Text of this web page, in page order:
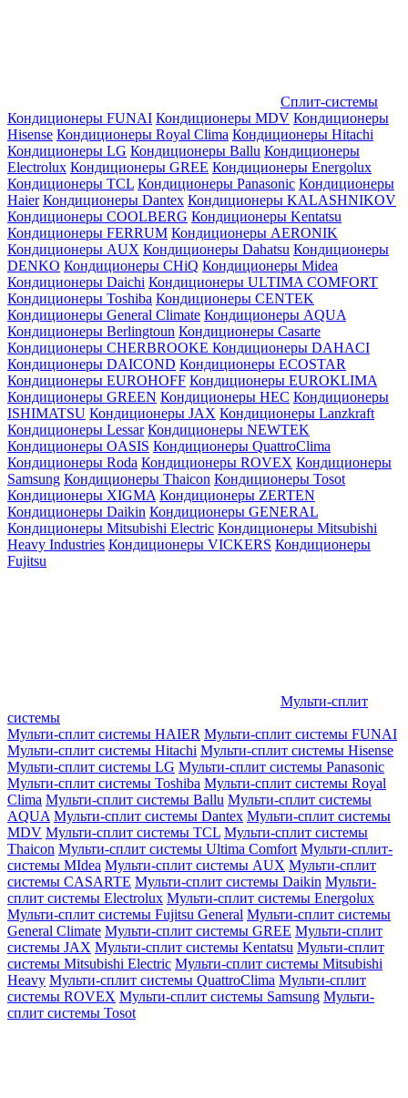
Сплит-системы
Кондиционеры FUNAI Кондиционеры MDV Кондиционеры
Hisense Кондиционеры Royal Clima Кондиционеры Hitachi
Кондиционеры LG Кондиционеры Ballu Кондиционеры
Electrolux Кондиционеры GREE Кондиционеры Energolux
Кондиционеры TCL Кондиционеры Panasonic Кондиционеры
Haier Кондиционеры Dantex Кондиционеры KALASHNIKOV
Кондиционеры СOOLBERG Кондиционеры Kentatsu
Кондиционеры FERRUM Кондиционеры AERONIK
Кондиционеры AUX Кондиционеры Dahatsu Кондиционеры
DENKO Кондиционеры CHiQ Кондиционеры Midea
Кондиционеры Daichi Кондиционеры ULTIMA COMFORT
Кондиционеры Toshiba Кондиционеры CENTEK
Кондиционеры General Climate Кондиционеры AQUA
Кондиционеры Berlingtoun Кондиционеры Casarte
Кондиционеры CHERBROOKE Кондиционеры DAHACI
Кондиционеры DAICOND Кондиционеры ECOSTAR
Кондиционеры EUROHOFF Кондиционеры EUROKLIMA
Кондиционеры GREEN Кондиционеры HEC Кондиционеры
ISHIMATSU Кондиционеры JAX Кондиционеры Lanzkraft
Кондиционеры Lessar Кондиционеры NEWTEK
Кондиционеры OASIS Кондиционеры QuattroClima
Кондиционеры Roda Кондиционеры ROVEX Кондиционеры
Samsung Кондиционеры Thaicon Кондиционеры Tosot
Кондиционеры XIGMA Кондиционеры ZERTEN
Кондиционеры Daikin Кондиционеры GENERAL
Кондиционеры Mitsubishi Electric Кондиционеры Mitsubishi
Heavy Industries Кондиционеры VICKERS Кондиционеры
Fujitsu
Мульти-сплит
системы
Мульти-сплит системы HAIER Мульти-сплит системы FUNAI
Мульти-сплит системы Hitachi Мульти-сплит системы Hisense
Мульти-сплит системы LG Мульти-сплит системы Panasonic
Мульти-сплит системы Toshiba Мульти-сплит системы Royal
Clima Мульти-сплит системы Ballu Мульти-сплит системы
AQUA Мульти-сплит системы Dantex Мульти-сплит системы
MDV Мульти-сплит системы TCL Мульти-сплит системы
Thaicon Мульти-сплит системы Ultima Comfort Мульти-сплит-
системы MIdea Мульти-сплит системы AUX Мульти-сплит
системы CASARTE Мульти-сплит системы Daikin Мульти-
сплит системы Electrolux Мульти-сплит системы Energolux
Мульти-сплит системы Fujitsu General Мульти-сплит системы
General Climate Мульти-сплит системы GREE Мульти-сплит
системы JAX Мульти-сплит системы Kentatsu Мульти-сплит
системы Mitsubishi Electric Мульти-сплит системы Mitsubishi
Heavy Мульти-сплит системы QuattroClima Мульти-сплит
системы ROVEX Мульти-сплит системы Samsung Мульти-
сплит системы Tosot